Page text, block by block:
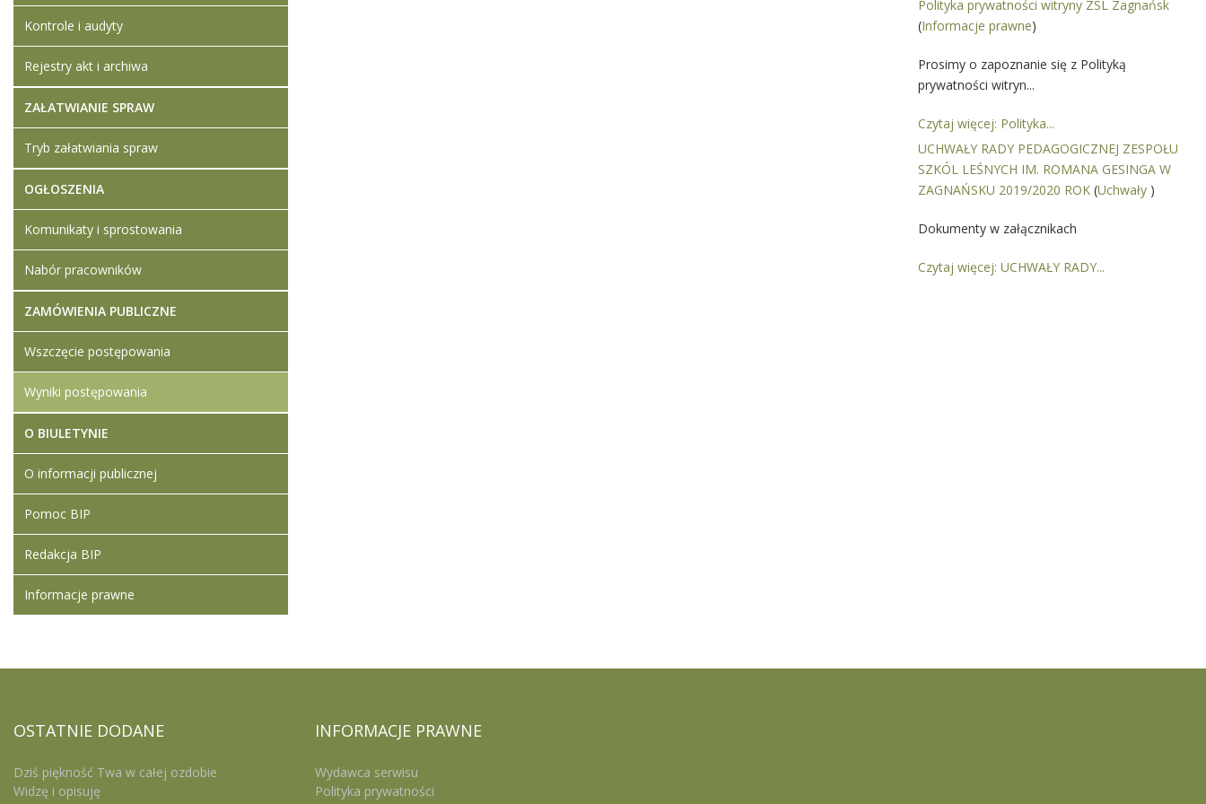
Kontrole i audyty
Rejestry akt i archiwa
ZAŁATWIANIE SPRAW
Tryb załatwiania spraw
OGŁOSZENIA
Komunikaty i sprostowania
Nabór pracowników
ZAMÓWIENIA PUBLICZNE
Wszczęcie postępowania
Wyniki postępowania
O BIULETYNIE
O informacji publicznej
Pomoc BIP
Redakcja BIP
Informacje prawne
Polityka prywatności witryny ZSL Zagnańsk
(Informacje prawne)
Prosimy o zapoznanie się z Polityką
prywatności witryn...
Czytaj więcej: Polityka...
UCHWAŁY RADY PEDAGOGICZNEJ ZESPOŁU
SZKÓL LEŚNYCH IM. ROMANA GESINGA W
ZAGNAŃSKU 2019/2020 ROK (Uchwały )
Dokumenty w załącznikach
Czytaj więcej: UCHWAŁY RADY...
OSTATNIE DODANE
Dziś piękność Twa w całej ozdobie
Widzę i opisuję
INFORMACJE PRAWNE
Wydawca serwisu
Polityka prywatności